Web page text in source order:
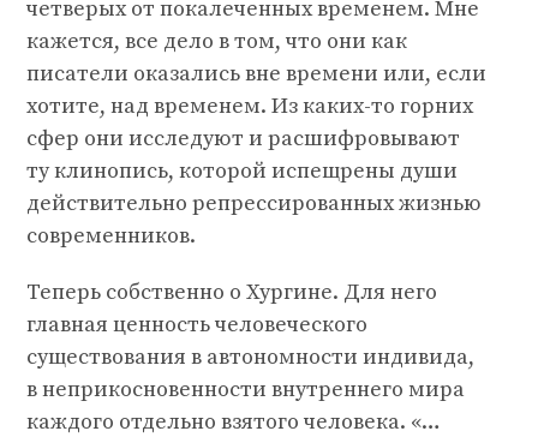
четверых от покалеченных временем. Мне
кажется, все дело в том, что они как
писатели оказались вне времени или, если
хотите, над временем. Из каких-то горних
сфер они исследуют и расшифровывают
ту клинопись, которой испещрены души
действительно репрессированных жизнью
современников.
Теперь собственно о Хургине. Для него
главная ценность человеческого
существования в автономности индивида,
в неприкосновенности внутреннего мира
каждого отдельно взятого человека. «…